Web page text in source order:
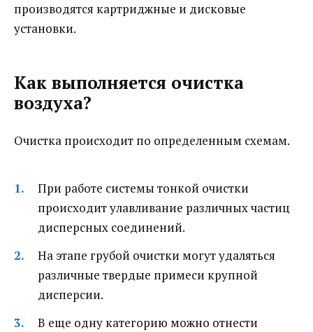
производятся картриджные и дисковые
установки.
Как выполняется очистка
воздуха?
Очистка происходит по определенным схемам.
При работе системы тонкой очистки
происходит улавливание различных частиц
дисперсных соединений.
На этапе грубой очистки могут удаляться
различные твердые примеси крупной
дисперсии.
В еще одну категорию можно отнести